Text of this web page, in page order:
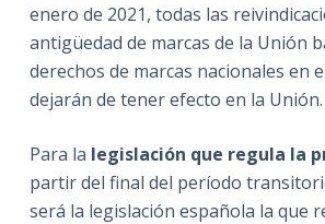
enero de 2021, todas las
antigüedad de marcas de la Unión
derechos de marcas nacionales en
dejarán de tener efecto en la Unión.
Para la legislación que regula la
partir del final del período
será la legislación española la que